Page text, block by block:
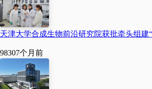
天津大学合成生物前沿研究院获批牵头组建
98307个月前